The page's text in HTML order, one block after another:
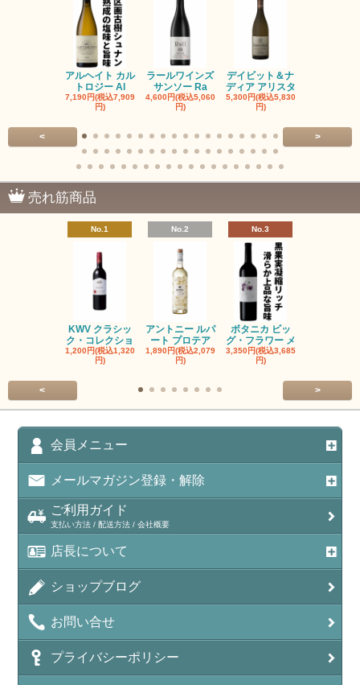
アルヘイト カル
トロジー Al
7,190円(税込7,909
円)
ラールワインズ
サンソー Ra
4,600円(税込5,060
円)
デイビット＆ナ
ディア アリスタ
5,300円(税込5,830
円)
< >
売れ筋商品
No.1
KWV クラシッ
ク・コレクショ
1,200円(税込1,320
円)
No.2
アントニー ルパ
ート プロテア
1,890円(税込2,079
円)
No.3
ボタニカ ビッ
グ・フラワー メ
3,350円(税込3,685
円)
< >
会員メニュー
メールマガジン登録・解除
ご利用ガイド
支払い方法 / 配送方法 / 会社概要
店長について
ショップブログ
お問い合せ
プライバシーポリシー